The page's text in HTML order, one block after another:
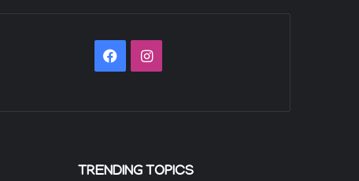
FacebookInstagram
TRENDING TOPICS